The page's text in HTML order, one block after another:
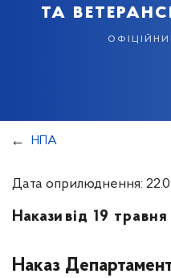
та
НПА
Дата оприлюднення:
Накази від 19
Наказ